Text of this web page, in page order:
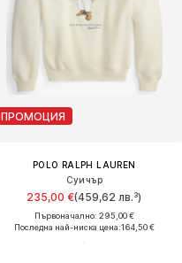
ПРОМОЦИЯ
POLO RALPH LAUREN
Суичър
235,00 €(459,62 лв.³)
Първоначално: 295,00 €
Последна най-ниска цена:164,50 €